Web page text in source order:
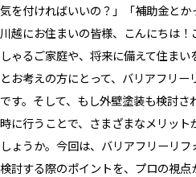
気を付ければいいの？」「補助金とか
川越にお住まいの皆様、こんにちは
しゃるご家庭や、将来に備えて住ま
とお考えの方にとって、バリアフリ
です。そして、もし外壁塗装も検討
時に行うことで、さまざまなメリッ
しょうか。今回は、バリアフリーリ
検討する際のポイントを、プロの視点